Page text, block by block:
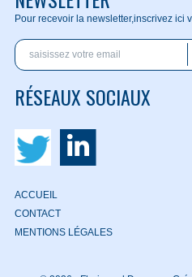
Pour recevoir la newsletter,inscrivez ici
RÉSEAUX SOCIAUX
ACCUEIL
CONTACT
MENTIONS LÉGALES